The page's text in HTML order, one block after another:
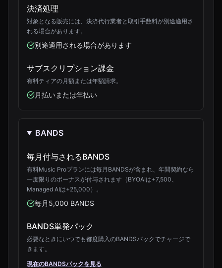
決済処理
対象となる販売には、決済代行業者と取引手数料が別途適用さ
れる場合があります。
別途適用される場合があります
サブスクリプション課金
有料ティアの月額または年額請求。
月払いまたは年払い
BANDS
毎月付与されるBANDS
有料Music Proプランには毎月BANDSが含まれ、年間契約なら
一度限りのボーナスが付与されます（BYOAIは+7,500、
Managed AIは+25,000）。
毎月5,000 BANDS
BANDS単発パック
必要なときにいつでも都度購入のBANDSパックでチャージで
きます。
現在のBANDSパックを見る